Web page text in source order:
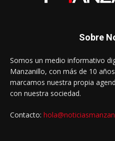
Sobre
Somos un medio informativo
Manzanillo, con más de 10
marcamos nuestra propia
con nuestra sociedad.
Contacto: